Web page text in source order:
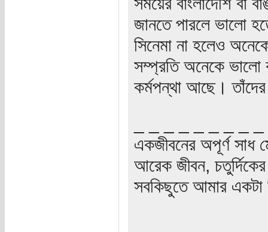
জানতে পারলে ভালো
সিনেমা না হলেও
সম্প্রতি অনেকে ভালো
কর্মপন্থা আছে।
একজীবনের অপূর্ণ সাধ
আরেক জীবন, চতুর্দিকের
সবকিছুতে আমার একটা